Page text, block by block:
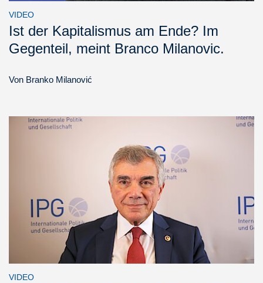
VIDEO
Ist der Kapitalismus am Ende? Im
Gegenteil, meint Branco Milanovic.
Von Branko Milanović
VIDEO